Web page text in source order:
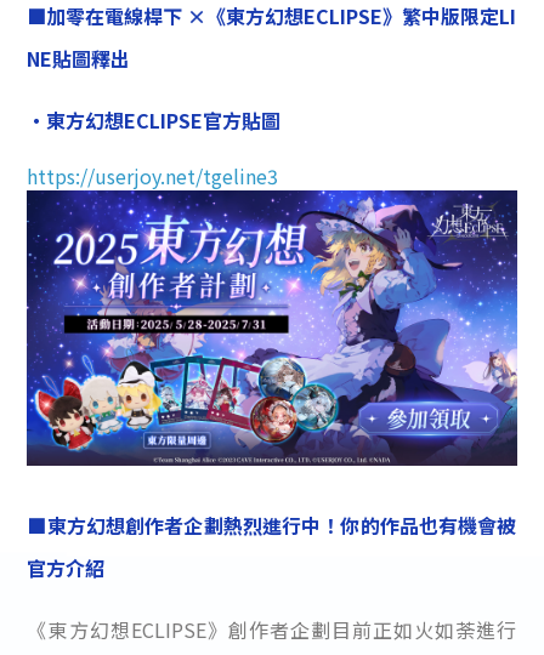
■加零在電線桿下 ×《東方幻想ECLIPSE》繁中版限定LI
NE貼圖釋出
・東方幻想ECLIPSE官方貼圖
https://userjoy.net/tgeline3
■東方幻想創作者企劃熱烈進行中！你的作品也有機會被
官方介紹
《東方幻想ECLIPSE》創作者企劃目前正如火如荼進行